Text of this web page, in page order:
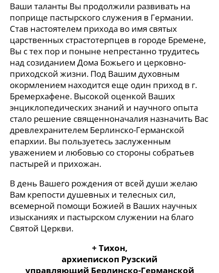
Ваши таланты Вы продолжили развивать на
поприще пастырского служения в Германии.
Став настоятелем прихода во имя святых
царственных страстотерпцев в городе Бремене,
Вы с тех пор и поныне непрестанно трудитесь
над созиданием Дома Божьего и церковно-
приходской жизни. Под Вашим духовным
окормлением находится еще один приход в г.
Бремерхафене. Высокой оценкой Ваших
энциклопедических знаний и научного опыта
стало решение священноначалия назначить Вас
древлехранителем Берлинско-Германской
епархии. Вы пользуетесь заслуженным
уважением и любовью со стороны собратьев
пастырей и прихожан.
В день Вашего рождения от всей души желаю
Вам крепости душевных и телесных сил,
всемерной помощи Божией в Ваших научных
изысканиях и пастырском служении на благо
Святой Церкви.
+ Тихон,
архиепископ Рузский
управляющий Берлинско-Германской